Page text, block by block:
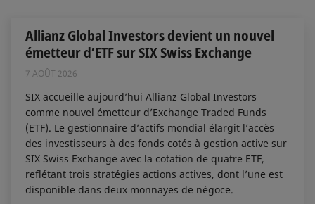
Allianz Global Investors devient un nouvel
émetteur d’ETF sur SIX Swiss Exchange
7 AOÛT 2026
SIX accueille aujourd’hui Allianz Global Investors
comme nouvel émetteur d’Exchange Traded Funds
(ETF). Le gestionnaire d’actifs mondial élargit l’accès
des investisseurs à des fonds cotés à gestion active sur
SIX Swiss Exchange avec la cotation de quatre ETF,
reflétant trois stratégies actions actives, dont l’une est
disponible dans deux monnayes de négoce.